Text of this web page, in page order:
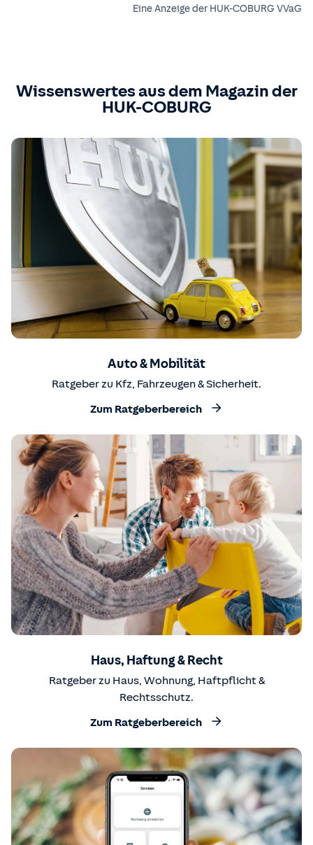
Eine Anzeige der HUK-COBURG VVaG
Wissenswertes aus dem Magazin der
HUK-COBURG
Auto & Mobilität
Ratgeber zu Kfz, Fahrzeugen & Sicherheit.
Zum Ratgeberbereich
Haus, Haftung & Recht
Ratgeber zu Haus, Wohnung, Haftpflicht &
Rechtsschutz.
Zum Ratgeberbereich